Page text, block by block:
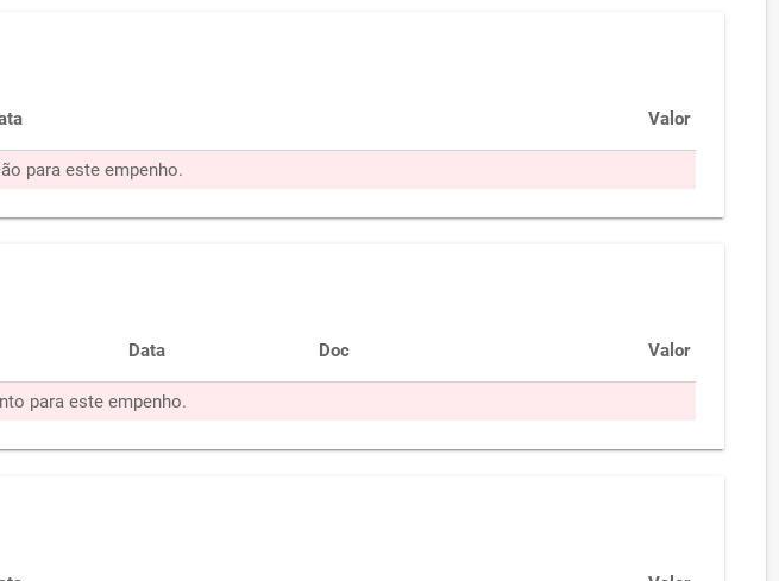
Valor
para este empenho.
Data Doc Valor
para este empenho.